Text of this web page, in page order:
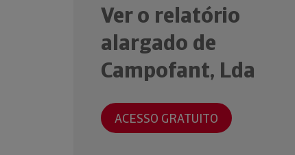
Ver o relatório
alargado de
Campofant, Lda
ACESSO GRATUITO